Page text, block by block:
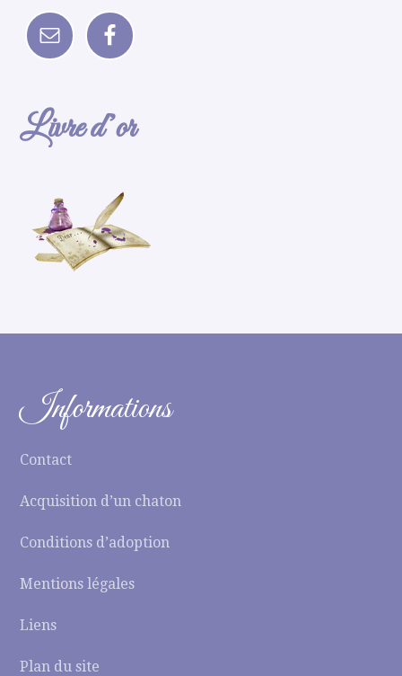
Livre d’or
Informations
Contact
Acquisition d’un chaton
Conditions d’adoption
Mentions légales
Liens
Plan du site